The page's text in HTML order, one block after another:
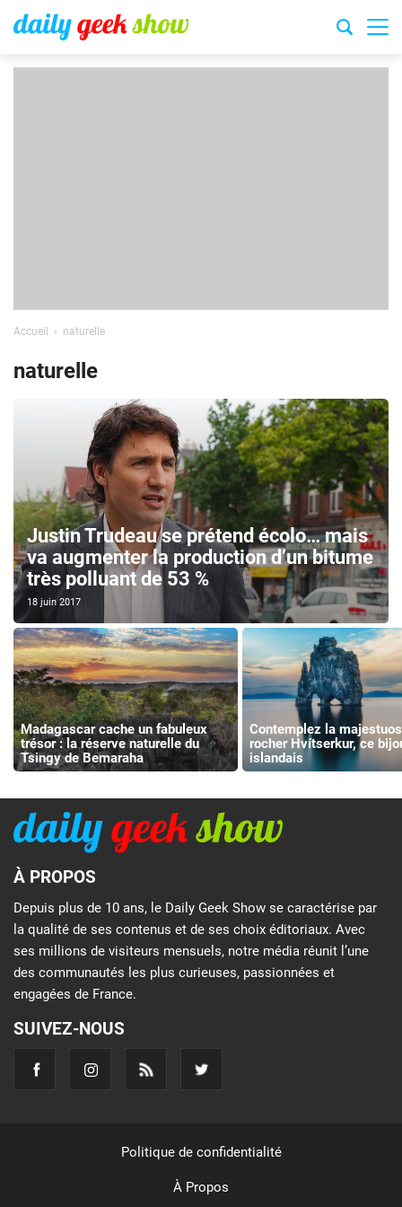
Accueil naturelle
naturelle
Justin Trudeau se prétend écolo… mais
va augmenter la production d’un bitume
très polluant de 53 %
18 juin 2017
Madagascar cache un fabuleux
trésor : la réserve naturelle du
Tsingy de Bemaraha
Contemplez la
rocher Hvítserkur, ce
islandais
À PROPOS
Depuis plus de 10 ans, le Daily Geek Show se caractérise par
la qualité de ses contenus et de ses choix éditoriaux. Avec
ses millions de visiteurs mensuels, notre média réunit l’une
des communautés les plus curieuses, passionnées et
engagées de France.
SUIVEZ-NOUS
Politique de confidentialité
À Propos